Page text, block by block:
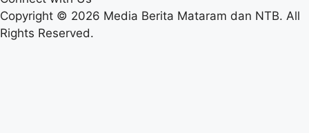
Copyright © 2026 Media Berita Mataram dan NTB. All
Rights Reserved.